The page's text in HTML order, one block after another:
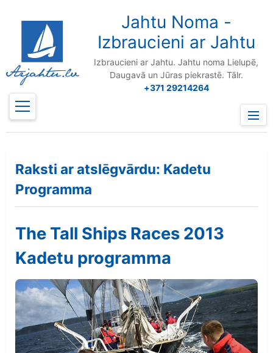
Jahtu Noma -
Izbraucieni ar Jahtu
Izbraucieni ar Jahtu. Jahtu noma Lielupē,
Daugavā un Jūras piekrastē. Tālr.
+371 29214264
Menu
Raksti ar atslēgvārdu: Kadetu
Programma
The Tall Ships Races 2013
Kadetu programma